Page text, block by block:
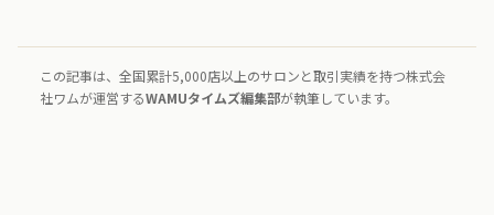
この記事は、全国累計5,000店以上のサロンと取引実績を持つ株式会
社ワムが運営するWAMUタイムズ編集部が執筆しています。